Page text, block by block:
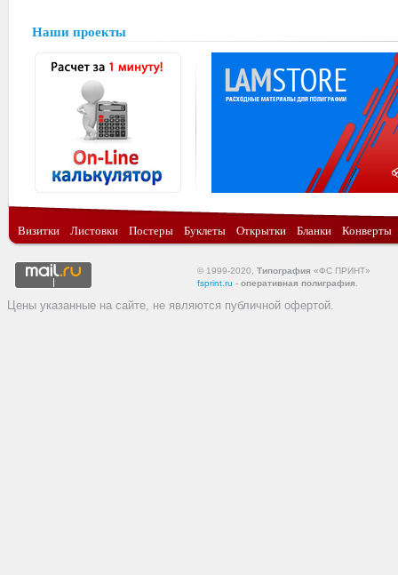
Наши проекты
Визитки Листовки Постеры Буклеты Открытки Бланки Конверты
© 1999-2020, Типография «ФС ПРИНТ»
fsprint.ru - оперативная полиграфия
Цены указанные на сайте, не являются публичной офертой.